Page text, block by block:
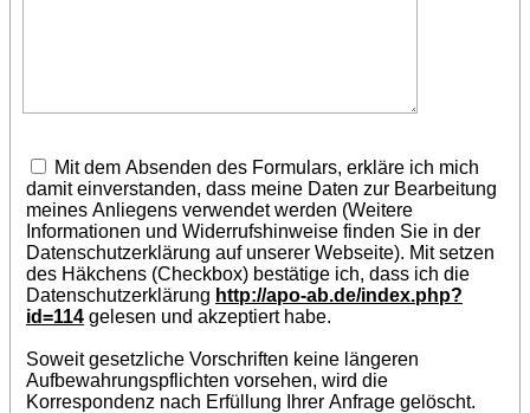
Mit dem Absenden des Formulars, erkläre ich mich
damit einverstanden, dass meine Daten zur Bearbeitung
meines Anliegens verwendet werden (Weitere
Informationen und Widerrufshinweise finden Sie in der
Datenschutzerklärung auf unserer Webseite). Mit setzen
des Häkchens (Checkbox) bestätige ich, dass ich die
Datenschutzerklärung http://apo-ab.de/index.php?
id=114 gelesen und akzeptiert habe.
Soweit gesetzliche Vorschriften keine längeren
Aufbewahrungspflichten vorsehen, wird die
Korrespondenz nach Erfüllung Ihrer Anfrage gelöscht.